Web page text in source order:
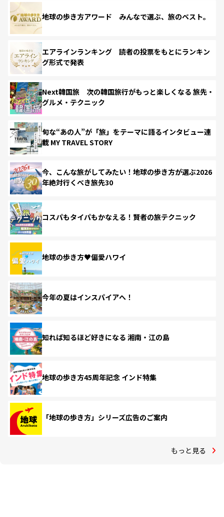
地球の歩き方アワード みんなで選ぶ、旅のベスト。
エアラインランキング 読者の投票をもとにランキン
グ形式で発表
Next韓国旅 次の韓国旅行がもっと楽しくなる 旅先・
グルメ・テクニック
旬な“あの人”が「旅」をテーマに語るインタビュー連
載 MY TRAVEL STORY
今、こんな旅がしてみたい！地球の歩き方が選ぶ2026
年絶対行くべき旅先30
コスパもタイパもかなえる！賢者の旅テクニック
地球の歩き方♥偏愛ハワイ
今年の夏はインスパイアへ！
知れば知るほど好きになる 湘南・江の島
地球の歩き方45周年記念 インド特集
「地球の歩き方」シリーズ広告のご案内
もっと見る